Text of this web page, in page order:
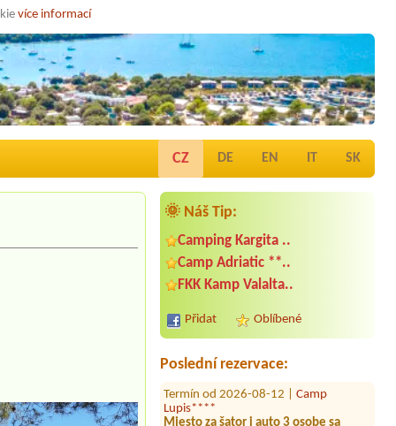
více informací
CZ DE EN IT SK
🌞 Náš Tip:
Camping Kargita ..
Camp Adriatic **..
FKK Kamp Valalta..
Přidat Oblíbené
Poslední rezervace:
Termín od 2026-08-12 |
1 small tent
Termín od 2026-07-30 |Kamp Park
Umag ****
Lupis****
Mjesto za šator i auto 3 osobe sa
srujom